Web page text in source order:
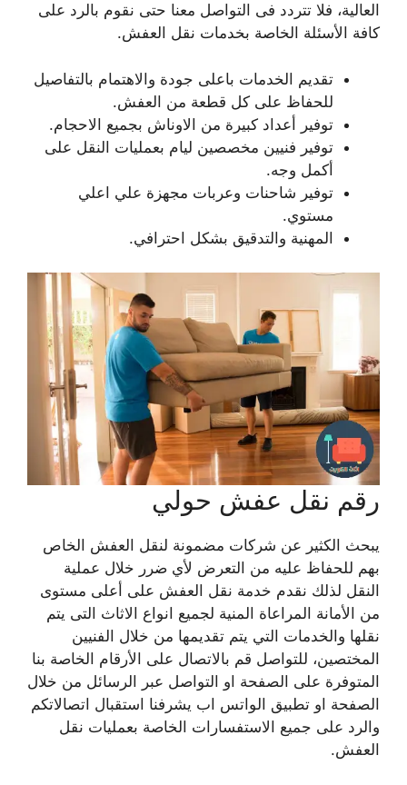
العالية، فلا تتردد فى التواصل معنا حتى نقوم بالرد على
كافة الأسئلة الخاصة بخدمات نقل العفش.
تقديم الخدمات باعلى جودة والاهتمام بالتفاصيل
للحفاظ على كل قطعة من العفش.
توفير أعداد كبيرة من الاوناش بجميع الاحجام.
توفير فنيين مخصصين ليام بعمليات النقل على
أكمل وجه.
توفير شاحنات وعربات مجهزة علي اعلي
مستوي.
المهنية والتدقيق بشكل احترافي.
رقم نقل عفش حولي
يبحث الكثير عن شركات مضمونة لنقل العفش الخاص
بهم للحفاظ عليه من التعرض لأي ضرر خلال عملية
النقل لذلك نقدم خدمة نقل العفش على أعلى مستوى
من الأمانة المراعاة المنية لجميع انواع الاثاث التى يتم
نقلها والخدمات التي يتم تقديمها من خلال الفنيين
المختصين، للتواصل قم بالاتصال على الأرقام الخاصة بنا
المتوفرة على الصفحة او التواصل عبر الرسائل من خلال
الصفحة او تطبيق الواتس اب يشرفنا استقبال اتصالاتكم
والرد على جميع الاستفسارات الخاصة بعمليات نقل
العفش.